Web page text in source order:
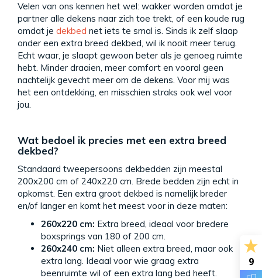
Velen van ons kennen het wel: wakker worden omdat je
partner alle dekens naar zich toe trekt, of een koude rug
omdat je dekbed net iets te smal is. Sinds ik zelf slaap
onder een extra breed dekbed, wil ik nooit meer terug.
Echt waar, je slaapt gewoon beter als je genoeg ruimte
hebt. Minder draaien, meer comfort en vooral geen
nachtelijk gevecht meer om de dekens. Voor mij was
het een ontdekking, en misschien straks ook wel voor
jou.
Wat bedoel ik precies met een extra breed
dekbed?
Standaard tweepersoons dekbedden zijn meestal
200x200 cm of 240x220 cm. Brede bedden zijn echt in
opkomst. Een extra groot dekbed is namelijk breder
en/of langer en komt het meest voor in deze maten:
260x220 cm: Extra breed, ideaal voor bredere
boxsprings van 180 of 200 cm.
260x240 cm: Niet alleen extra breed, maar ook
extra lang. Ideaal voor wie graag extra
beenruimte wil of een extra lang bed heeft.
9